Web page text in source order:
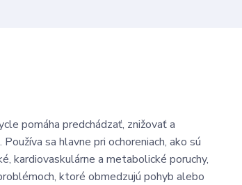
pomáha predchádzať, znižovať a
sa hlavne pri ochoreniach, ako sú
kardiovaskulárne a metabolické poruchy,
ktoré obmedzujú pohyb alebo